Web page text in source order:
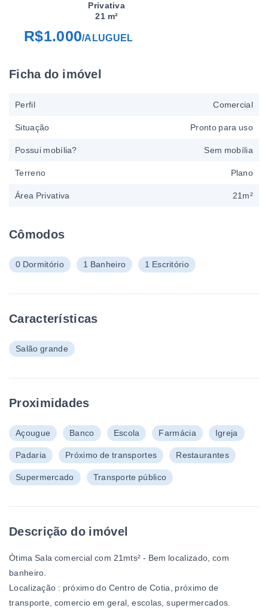
Privativa
21 m²
R$1.000/ALUGUEL
Cômodos
0 Dormitório 1 Banheiro 1 Escritório
Características
Salão grande
Proximidades
Açougue Banco Escola Farmácia Igreja
Padaria Próximo de transportes Restaurantes
Supermercado Transporte público
Descrição do imóvel
Ótima Sala comercial com 21mts² - Bem localizado, com
banheiro.
Localização : próximo do Centro de Cotia, próximo de
transporte, comercio em geral, escolas, supermercados.
Ficha do imóvel
Perfil Comercial
Situação Pronto para uso
Possui mobília? Sem mobília
Terreno Plano
Área Privativa 21m²